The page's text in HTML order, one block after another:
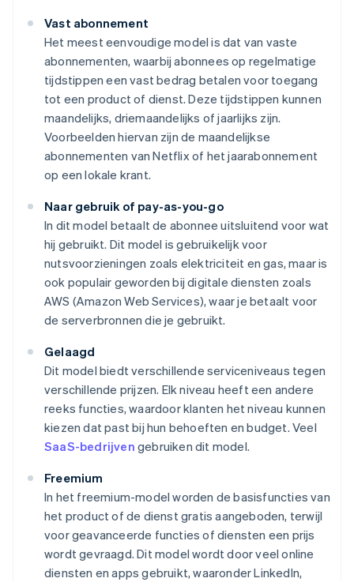
Vast abonnement
Het meest eenvoudige model is dat van vaste
abonnementen, waarbij abonnees op regelmatige
tijdstippen een vast bedrag betalen voor toegang
tot een product of dienst. Deze tijdstippen kunnen
maandelijks, driemaandelijks of jaarlijks zijn.
Voorbeelden hiervan zijn de maandelijkse
abonnementen van Netflix of het jaarabonnement
op een lokale krant.
Naar gebruik of pay-as-you-go
In dit model betaalt de abonnee uitsluitend voor wat
hij gebruikt. Dit model is gebruikelijk voor
nutsvoorzieningen zoals elektriciteit en gas, maar is
ook populair geworden bij digitale diensten zoals
AWS (Amazon Web Services), waar je betaalt voor
de serverbronnen die je gebruikt.
Gelaagd
Dit model biedt verschillende serviceniveaus tegen
verschillende prijzen. Elk niveau heeft een andere
reeks functies, waardoor klanten het niveau kunnen
kiezen dat past bij hun behoeften en budget. Veel
SaaS-bedrijven gebruiken dit model.
Freemium
In het freemium-model worden de basisfuncties van
het product of de dienst gratis aangeboden, terwijl
voor geavanceerde functies of diensten een prijs
wordt gevraagd. Dit model wordt door veel online
diensten en apps gebruikt, waaronder LinkedIn,